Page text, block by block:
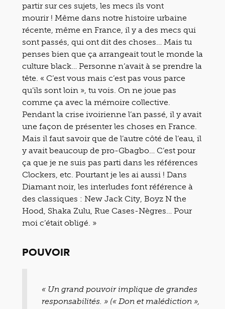
partir sur ces sujets, les mecs ils vont
mourir ! Même dans notre histoire urbaine
récente, même en France, il y a des mecs qui
sont passés, qui ont dit des choses… Mais tu
penses bien que ça arrangeait tout le monde la
culture black… Personne n’avait à se prendre la
tête. « C’est vous mais c’est pas vous parce
qu’ils sont loin », tu vois. On ne joue pas
comme ça avec la mémoire collective.
Pendant la crise ivoirienne l’an passé, il y avait
une façon de présenter les choses en France.
Mais il faut savoir que de l’autre côté de l‘eau, il
y avait beaucoup de pro-Gbagbo… C’est pour
ça que je ne suis pas parti dans les références
Clockers, etc. Pourtant je les ai aussi ! Dans
Diamant noir, les interludes font référence à
des classiques : New Jack City, Boyz N the
Hood, Shaka Zulu, Rue Cases-Nègres… Pour
moi c’était obligé. »
POUVOIR
« Un grand pouvoir implique de grandes
responsabilités. » (« Don et malédiction »,